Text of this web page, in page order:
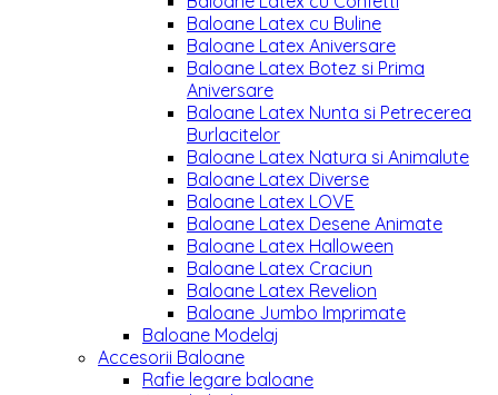
Baloane Latex cu Buline
Baloane Latex Aniversare
Baloane Latex Botez si Prima
Aniversare
Baloane Latex Nunta si Petrecerea
Burlacitelor
Baloane Latex Natura si Animalute
Baloane Latex Diverse
Baloane Latex LOVE
Baloane Latex Desene Animate
Baloane Latex Halloween
Baloane Latex Craciun
Baloane Latex Revelion
Baloane Jumbo Imprimate
Baloane Modelaj
Accesorii Baloane
Rafie legare baloane